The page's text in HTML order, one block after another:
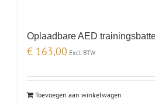
Oplaadbare AED
€ 163,00 Excl. BTW
Toevoegen aan winkelwagen